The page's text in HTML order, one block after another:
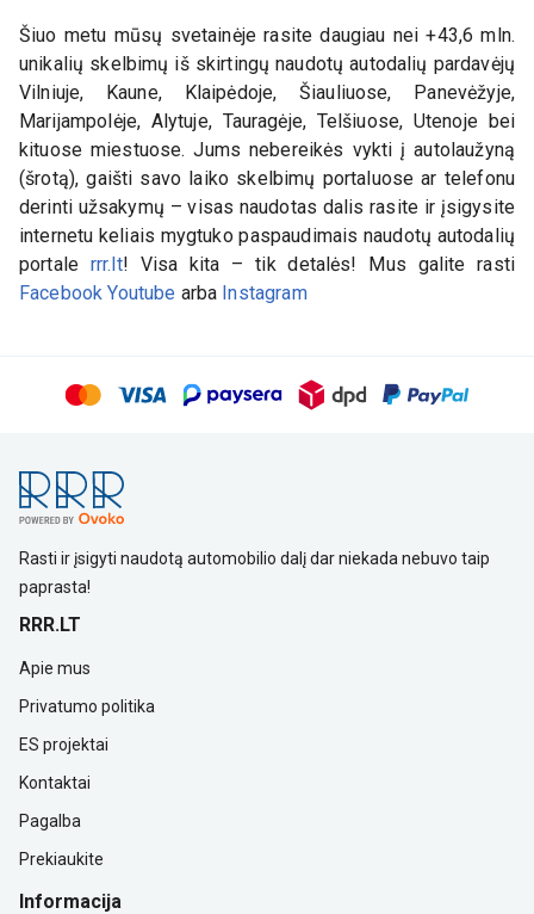
Šiuo metu mūsų svetainėje rasite daugiau nei +43,6 mln.
unikalių skelbimų iš skirtingų naudotų autodalių pardavėjų
Vilniuje, Kaune, Klaipėdoje, Šiauliuose, Panevėžyje,
Marijampolėje, Alytuje, Tauragėje, Telšiuose, Utenoje bei
kituose miestuose. Jums nebereikės vykti į autolaužyną
(šrotą), gaišti savo laiko skelbimų portaluose ar telefonu
derinti užsakymų – visas naudotas dalis rasite ir įsigysite
internetu keliais mygtuko paspaudimais naudotų autodalių
portale rrr.lt! Visa kita – tik detalės! Mus galite rasti
Facebook Youtube arba Instagram
Rasti ir įsigyti naudotą automobilio dalį dar niekada nebuvo taip
paprasta!
RRR.LT
Apie mus
Privatumo politika
ES projektai
Kontaktai
Pagalba
Prekiaukite
Informacija